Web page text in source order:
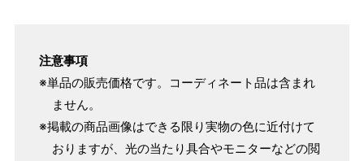
注意事項
※単品の販売価格です。コーディネート品は含まれ
ません。
※掲載の商品画像はできる限り実物の色に近付けて
おりますが、光の当たり具合やモニターなどの閲